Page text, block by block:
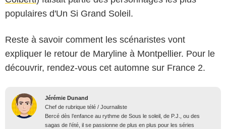
populaires d'Un Si Grand Soleil.
Reste à savoir comment les scénaristes vont
expliquer le retour de Maryline à Montpellier. Pour le
découvrir, rendez-vous cet automne sur France 2.
Jérémie Dunand
Chef de rubrique télé / Journaliste
Bercé dès l’enfance au rythme de Sous le soleil, de P.J., ou des
sagas de l’été, il se passionne de plus en plus pour les séries